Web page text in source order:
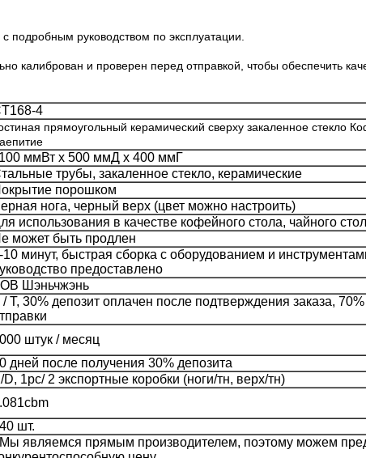
подробным руководством по эксплуатации.
калиброван и проверен перед отправкой, чтобы обеспечить
4
прямоугольный керамический сверху закаленное стекло
ммВт х 500 ммД х 400 ммГ
трубы, закаленное стекло, керамические
порошком
нога, черный верх (цвет можно настроить)
использования в качестве кофейного стола, чайного
может быть продлен
10 минут, быстрая сборка с оборудованием и
предоставлено
Шэньчжэнь
/ T, 30% депозит оплачен после подтверждения заказа,
штук / месяц
дней после получения 30% депозита
D, 1pc/ 2 экспортные коробки (ноги/тн, верх/тн)
шт.
являемся прямым производителем, поэтому можем